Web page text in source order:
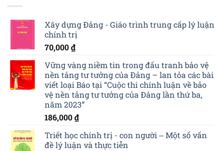
Xây dựng Đảng - Giáo trình trung cấp lý luận
chính trị
70,000₫
Vững vàng niềm tin trong đấu tranh bảo vệ
nền tảng tư tưởng của Đảng – lan tỏa các bài
viết loại Báo tại “Cuộc thi chính luận về bảo
vệ nền tảng tư tưởng của Đảng lần thứ ba,
năm 2023”
186,000₫
Triết học chính trị - con người ‒ Một số vấn
đề lý luận và thực tiễn